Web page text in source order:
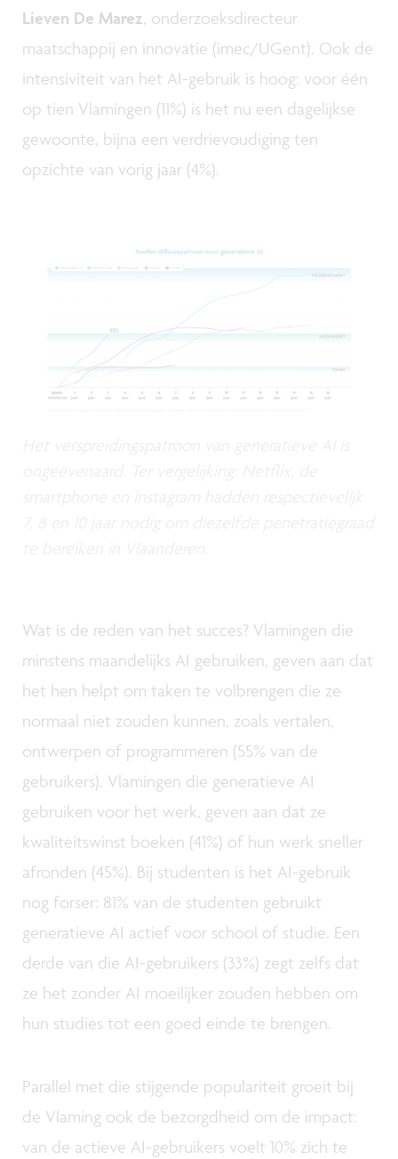
Lieven De Marez, onderzoeksdirecteur
maatschappij en innovatie (imec/UGent). Ook de
intensiviteit van het AI-gebruik is hoog: voor één
op tien Vlamingen (11%) is het nu een dagelijkse
gewoonte, bijna een verdrievoudiging ten
opzichte van vorig jaar (4%).
Wat is de reden van het succes? Vlamingen die
minstens maandelijks AI gebruiken, geven aan dat
het hen helpt om taken te volbrengen die ze
normaal niet zouden kunnen, zoals vertalen,
ontwerpen of programmeren (55% van de
gebruikers). Vlamingen die generatieve AI
gebruiken voor het werk, geven aan dat ze
kwaliteitswinst boeken (41%) of hun werk sneller
afronden (45%). Bij studenten is het AI-gebruik
nog forser: 81% van de studenten gebruikt
generatieve AI actief voor school of studie. Een
derde van die AI-gebruikers (33%) zegt zelfs dat
ze het zonder AI moeilijker zouden hebben om
hun studies tot een goed einde te brengen.
Parallel met die stijgende populariteit groeit bij
de Vlaming ook de bezorgdheid om de impact:
van de actieve AI-gebruikers voelt 10% zich te